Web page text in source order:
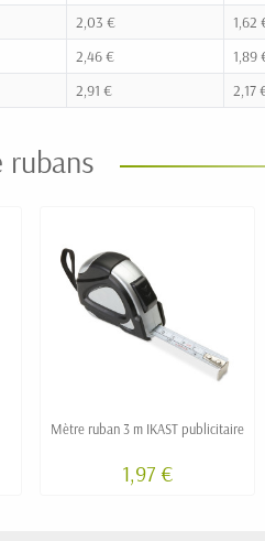
2,03 € 1,62
2,46 € 1,89
2,91 € 2,17
rubans
Mètre ruban 3 m IKAST publicitaire
1,97 €